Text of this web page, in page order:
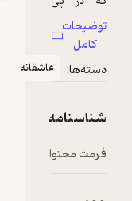
انتقام از
قاتل پدرش
به ایران
برمی‌گردد و
دختر قاتل
ماجراهایی
می‌شود که
توضیحات
کامل
دسته‌ها:
عاشقانه
شناسنامه
فرمت محتوا